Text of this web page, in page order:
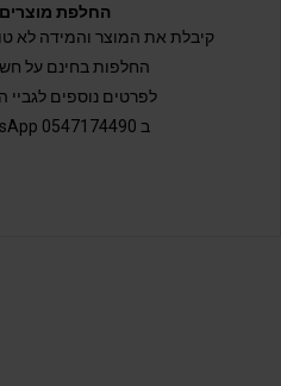
החלפת מוצרים
קיבלת את המוצר והמידה לא
החלפות בחינם על
לפרטים נוספים לגביי
ב 0547174490 WhatsApp